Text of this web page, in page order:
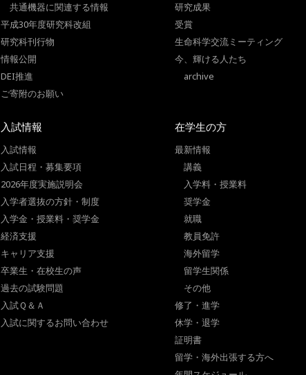
共通機器に関連する情報
平成30年度研究科改組
研究科刊行物
情報公開
DEI推進
ご寄附のお願い
研究成果
受賞
生命科学交流ミーティング
今、輝ける人たち
archive
入試情報
入試情報
入試日程・募集要項
2026年度実施説明会
入学者選抜の方針・制度
入学金・授業料・奨学金
経済支援
キャリア支援
卒業生・在校生の声
過去の試験問題
入試Ｑ＆Ａ
入試に関するお問い合わせ
在学生の方
最新情報
講義
入学料・授業料
奨学金
就職
教員免許
海外留学
留学生関係
その他
修了・進学
休学・退学
証明書
留学・海外出張する方へ